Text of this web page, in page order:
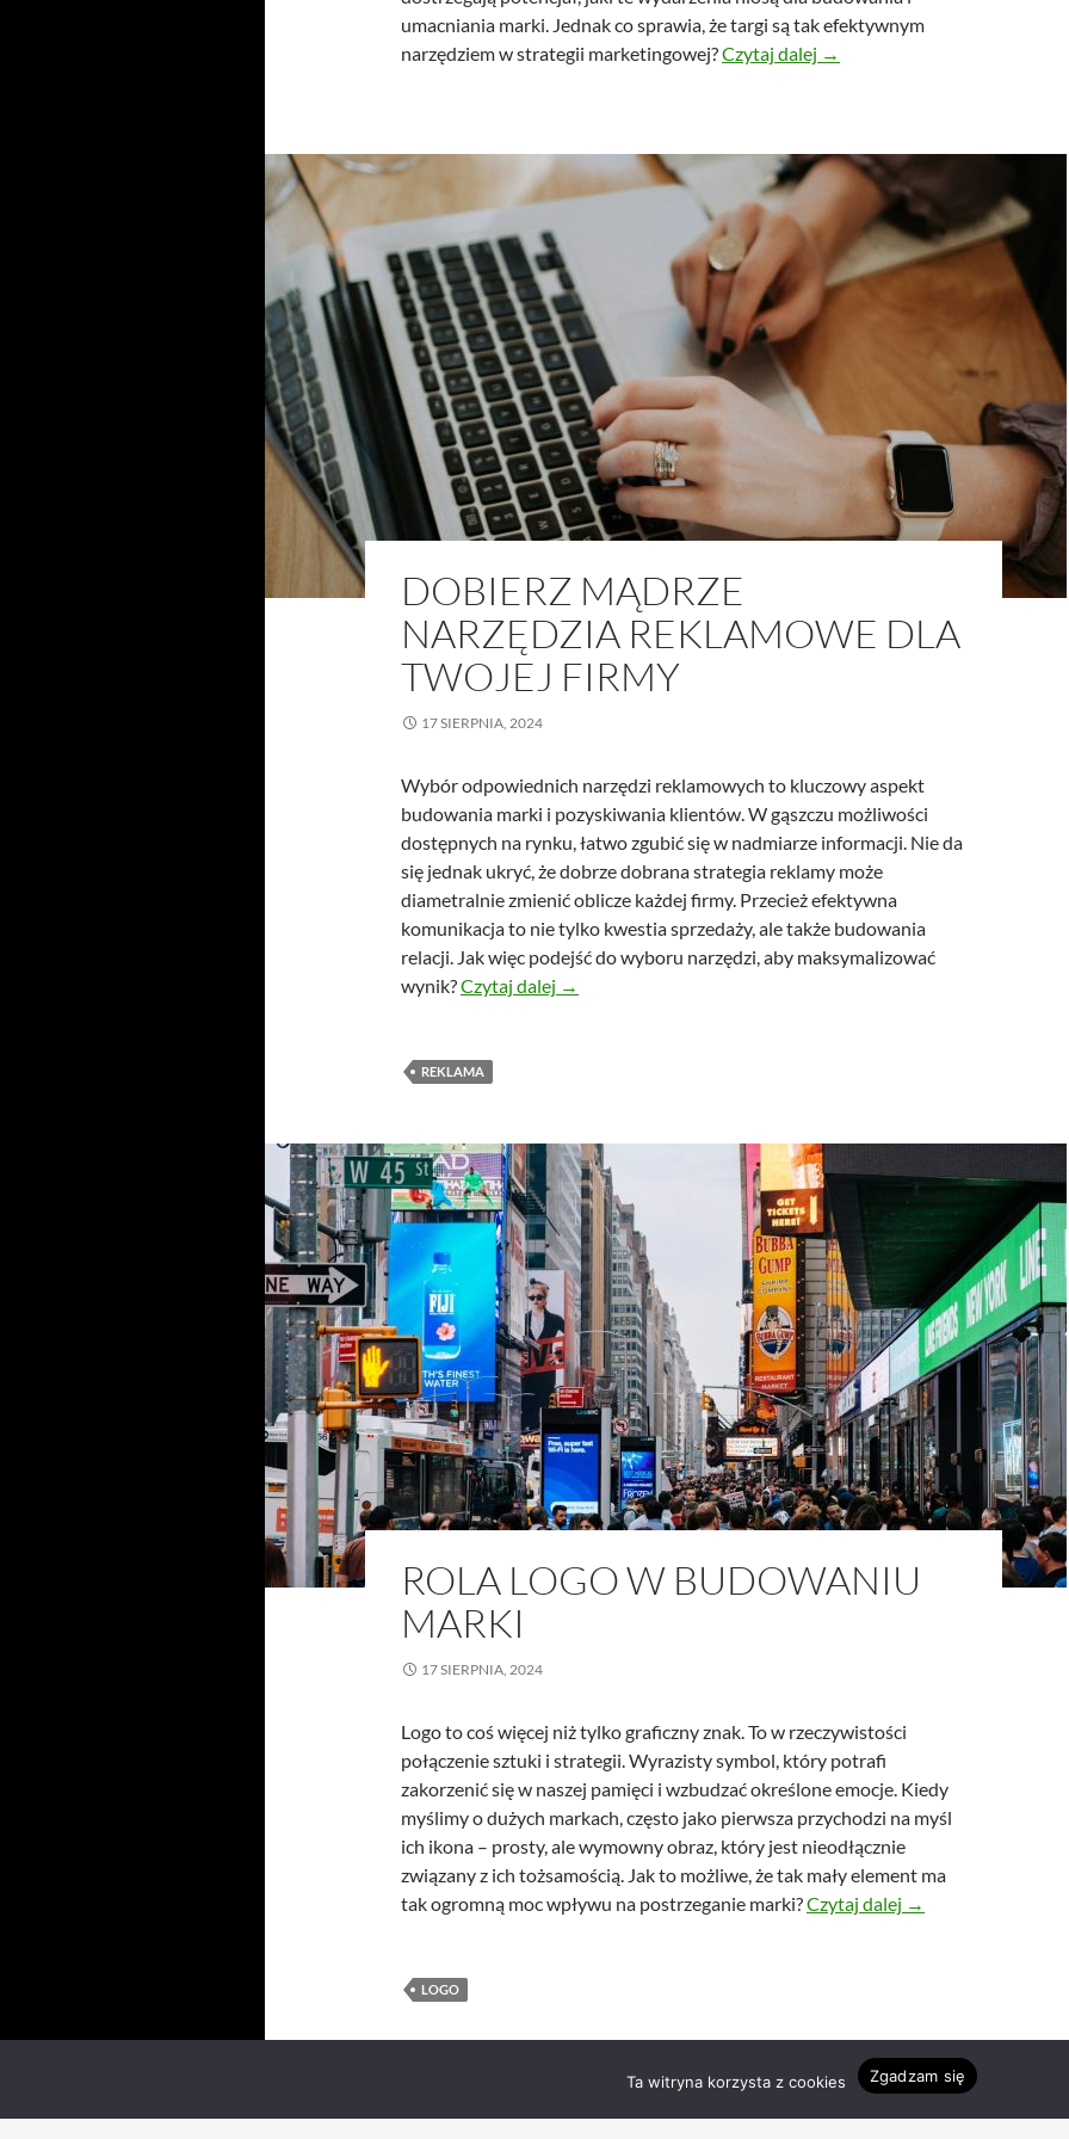
umacniania marki. Jednak co sprawia, że targi są tak efektywnym
narzędziem w strategii marketingowej?Czytaj dalej Rola targów branżowych w
→
DOBIERZ MĄDRZE
NARZĘDZIA REKLAMOWE DLA
TWOJEJ FIRMY
17 SIERPNIA, 2024
Wybór odpowiednich narzędzi reklamowych to kluczowy aspekt
budowania marki i pozyskiwania klientów. W gąszczu możliwości
dostępnych na rynku, łatwo zgubić się w nadmiarze informacji. Nie da
się jednak ukryć, że dobrze dobrana strategia reklamy może
diametralnie zmienić oblicze każdej firmy. Przecież efektywna
komunikacja to nie tylko kwestia sprzedaży, ale także budowania
relacji. Jak więc podejść do wyboru narzędzi, aby maksymalizować
wynik?Czytaj dalej Dobierz mądrze narzędzia reklamowe dla Twojej firmy
→
REKLAMA
ROLA LOGO W BUDOWANIU
MARKI
17 SIERPNIA, 2024
Logo to coś więcej niż tylko graficzny znak. To w rzeczywistości
połączenie sztuki i strategii. Wyrazisty symbol, który potrafi
zakorzenić się w naszej pamięci i wzbudzać określone emocje. Kiedy
myślimy o dużych markach, często jako pierwsza przychodzi na myśl
ich ikona – prosty, ale wymowny obraz, który jest nieodłącznie
związany z ich tożsamością. Jak to możliwe, że tak mały element ma
tak ogromną moc wpływu na postrzeganie marki?Czytaj dalej Rola logo w
→
LOGO
Ta witryna korzysta z cookies Zgadzam się